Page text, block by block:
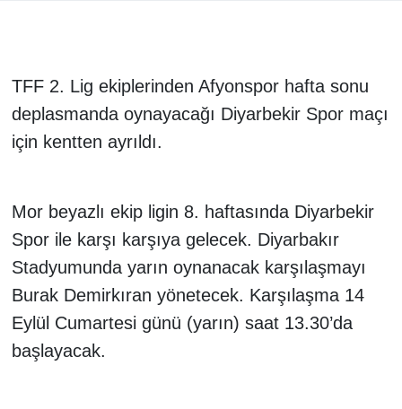
TFF 2. Lig ekiplerinden Afyonspor hafta sonu
deplasmanda oynayacağı Diyarbekir Spor maçı
için kentten ayrıldı.
Mor beyazlı ekip ligin 8. haftasında Diyarbekir
Spor ile karşı karşıya gelecek. Diyarbakır
Stadyumunda yarın oynanacak karşılaşmayı
Burak Demirkıran yönetecek. Karşılaşma 14
Eylül Cumartesi günü (yarın) saat 13.30’da
başlayacak.